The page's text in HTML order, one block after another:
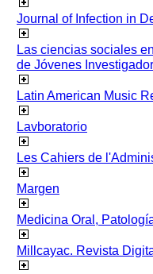
Journal of Infection in
Las ciencias sociales
de Jóvenes
Latin American Music
Lavboratorio
Les Cahiers de
Margen
Medicina Oral,
Millcayac. Revista